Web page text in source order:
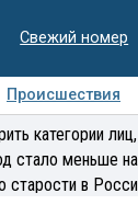
Свежий номер
Происшествия
категории
стало меньше
старости в